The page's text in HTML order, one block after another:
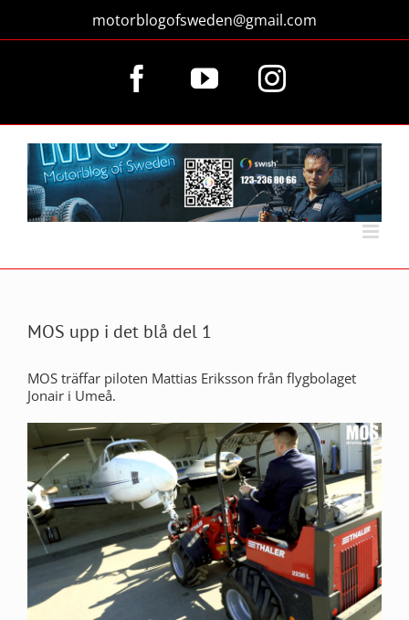
innehållet
motorblogofsweden@gmail.com
FacebookYouTubeInstagram
MOS upp i det blå del 1
MOS träffar piloten Mattias Eriksson från flygbolaget
Jonair i Umeå.